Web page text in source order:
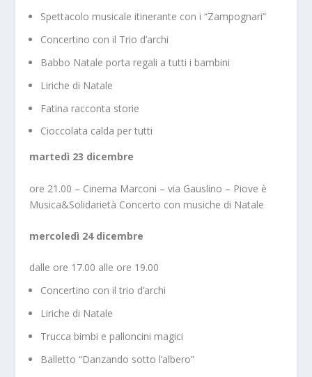
Spettacolo musicale itinerante con i “Zampognari”
Concertino con il Trio d’archi
Babbo Natale porta regali a tutti i bambini
Liriche di Natale
Fatina racconta storie
Cioccolata calda per tutti
martedì 23 dicembre
ore 21.00 – Cinema Marconi – via Gauslino – Piove è
Musica&Solidarietà Concerto con musiche di Natale
mercoledì 24 dicembre
dalle ore 17.00 alle ore 19.00
Concertino con il trio d’archi
Liriche di Natale
Trucca bimbi e palloncini magici
Balletto “Danzando sotto l’albero”